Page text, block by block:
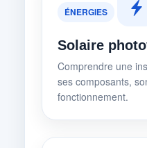
ÉNERGIES
Solaire
Comprendre une
ses composants,
fonctionnement.